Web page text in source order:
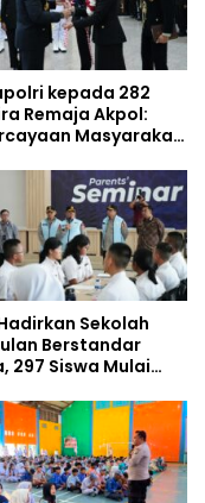
kepada 282
Remaja Akpol:
Masyarakat
Sekolah
Berstandar
297 Siswa Mulai